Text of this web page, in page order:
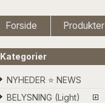
Forside Produkter
Kategorier
NYHEDER ⭐ NEWS
BELYSNING (Light)